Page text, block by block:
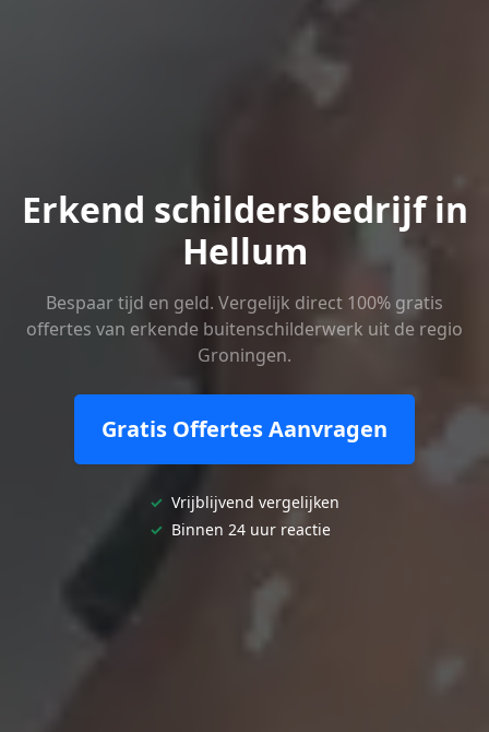
Erkend schildersbedrijf in
Hellum
Bespaar tijd en geld. Vergelijk direct 100% gratis
offertes van erkende buitenschilderwerk uit de regio
Groningen.
Gratis Offertes Aanvragen
✓ Vrijblijvend vergelijken
✓ Binnen 24 uur reactie